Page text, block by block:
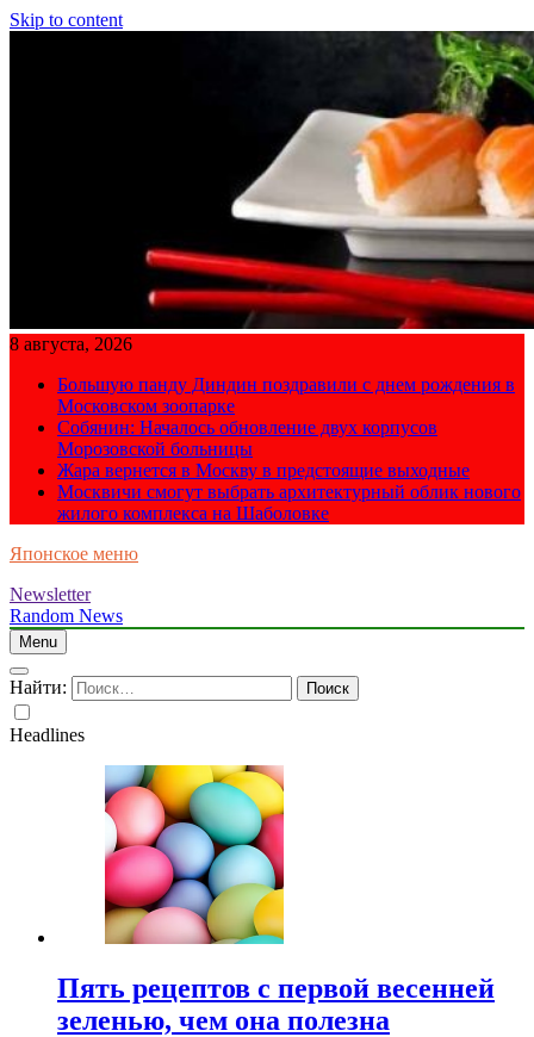
Skip to content
8 августа, 2026
Большую панду Диндин поздравили с днем рождения в
Московском зоопарке
Собянин: Началось обновление двух корпусов
Морозовской больницы
Жара вернется в Москву в предстоящие выходные
Москвичи смогут выбрать архитектурный облик нового
жилого комплекса на Шаболовке
Японское меню
Newsletter
Random News
Menu
Найти:
Headlines
Пять рецептов с первой весенней
зеленью, чем она полезна